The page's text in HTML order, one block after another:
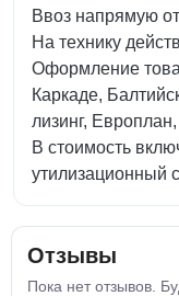
Ввоз напрямую
На технику
Оформление
Каркаде,
лизинг,
В стоимость
утилизационный
Отзывы
Пока нет отзывов.